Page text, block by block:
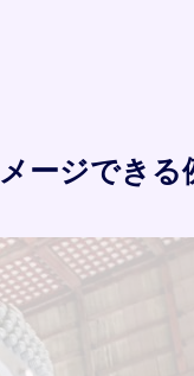
ージできる